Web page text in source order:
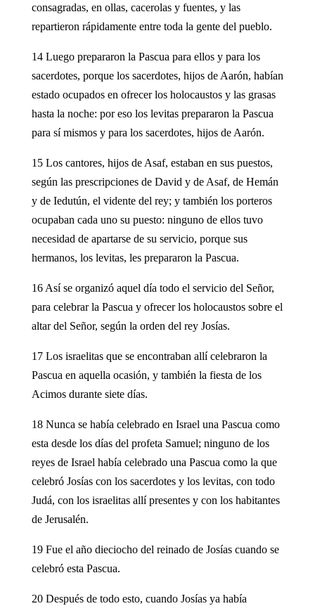
consagradas, en ollas, cacerolas y fuentes, y las
repartieron rápidamente entre toda la gente del pueblo.
14 Luego prepararon la Pascua para ellos y para los
sacerdotes, porque los sacerdotes, hijos de Aarón, habían
estado ocupados en ofrecer los holocaustos y las grasas
hasta la noche: por eso los levitas prepararon la Pascua
para sí mismos y para los sacerdotes, hijos de Aarón.
15 Los cantores, hijos de Asaf, estaban en sus puestos,
según las prescripciones de David y de Asaf, de Hemán
y de Iedutún, el vidente del rey; y también los porteros
ocupaban cada uno su puesto: ninguno de ellos tuvo
necesidad de apartarse de su servicio, porque sus
hermanos, los levitas, les prepararon la Pascua.
16 Así se organizó aquel día todo el servicio del Señor,
para celebrar la Pascua y ofrecer los holocaustos sobre el
altar del Señor, según la orden del rey Josías.
17 Los israelitas que se encontraban allí celebraron la
Pascua en aquella ocasión, y también la fiesta de los
Acimos durante siete días.
18 Nunca se había celebrado en Israel una Pascua como
esta desde los días del profeta Samuel; ninguno de los
reyes de Israel había celebrado una Pascua como la que
celebró Josías con los sacerdotes y los levitas, con todo
Judá, con los israelitas allí presentes y con los habitantes
de Jerusalén.
19 Fue el año dieciocho del reinado de Josías cuando se
celebró esta Pascua.
20 Después de todo esto, cuando Josías ya había